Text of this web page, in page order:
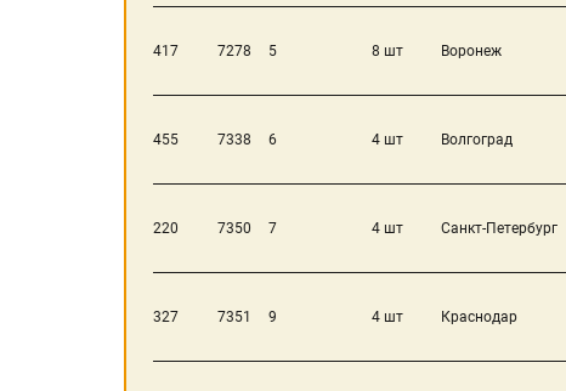
417 7278 5 8 шт Воронеж
455 7338 6 4 шт Волгоград
220 7350 7 4 шт Санкт-Петербург
327 7351 9 4 шт Краснодар